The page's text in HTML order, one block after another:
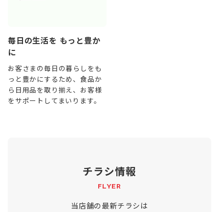
毎日の生活を もっと豊か
に
お客さまの毎日の暮らしをも
っと豊かにするため、食品か
ら日用品を取り揃え、お客様
をサポートしてまいります。
チラシ情報
FLYER
当店舗の最新チラシは